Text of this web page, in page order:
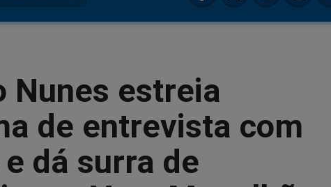
Nunes estreia
de entrevista com
dá surra de